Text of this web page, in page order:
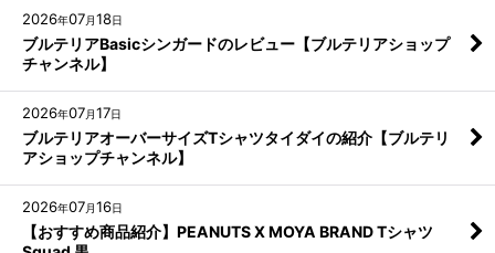
2026年07月18日
ブルテリアBasicシンガードのレビュー【ブルテリアショップ
チャンネル】
2026年07月17日
ブルテリアオーバーサイズTシャツタイダイの紹介【ブルテリ
アショップチャンネル】
2026年07月16日
【おすすめ商品紹介】PEANUTS X MOYA BRAND Tシャツ